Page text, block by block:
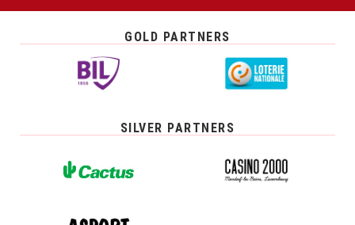
GOLD PARTNERS
SILVER PARTNERS